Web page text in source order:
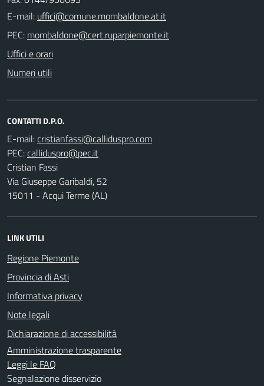
E-mail:
PEC:
Uffici e orari
Numeri utili
CONTATTI D.P.O.
E-mail:
PEC:
Cristian Fassi
Via Giuseppe Garibaldi, 52
15011 - Acqui Terme (AL)
LINK UTILI
Regione Piemonte
Provincia di Asti
Informativa privacy
Note legali
Dichiarazione di accessibilità
Amministrazione trasparente
Leggi le FAQ
Segnalazione disservizio